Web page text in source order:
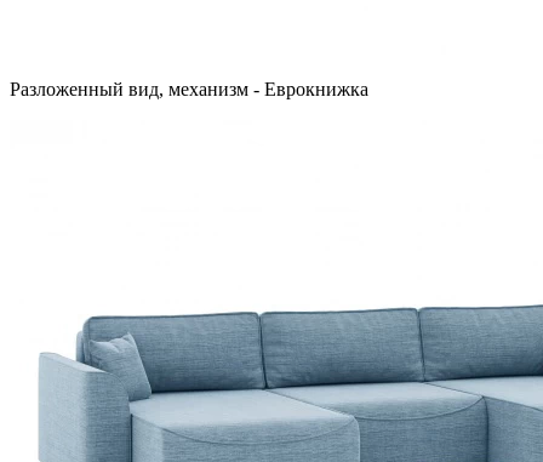
Разложенный вид, механизм - Еврокнижка